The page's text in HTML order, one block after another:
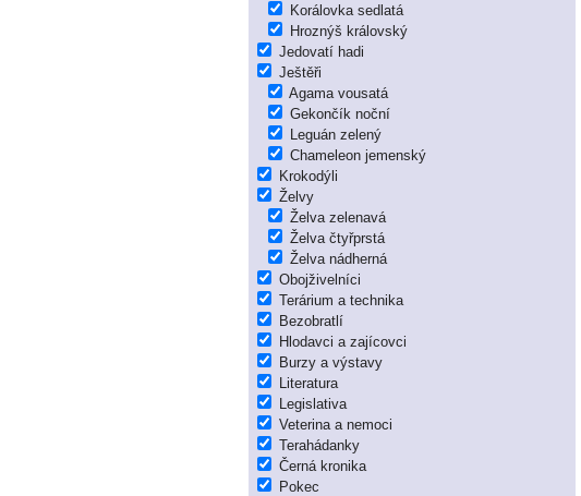
Korálovka sedlatá
Hroznýš královský
Jedovatí hadi
Ještěři
Agama vousatá
Gekončík noční
Leguán zelený
Chameleon jemenský
Krokodýli
Želvy
Želva zelenavá
Želva čtyřprstá
Želva nádherná
Obojživelníci
Terárium a technika
Bezobratlí
Hlodavci a zajícovci
Burzy a výstavy
Literatura
Legislativa
Veterina a nemoci
Terahádanky
Černá kronika
Pokec